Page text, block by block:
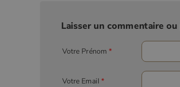
Laisser un commentaire
Votre Prénom *
Votre Email *